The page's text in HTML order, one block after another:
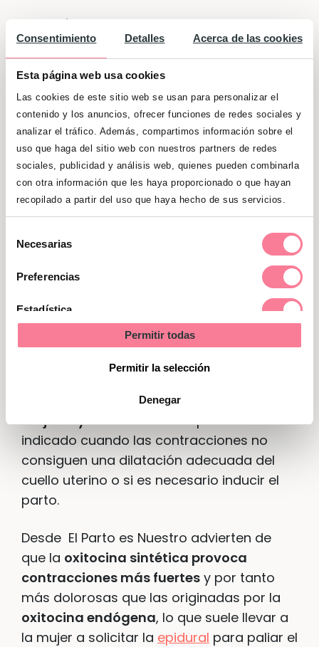
Consentimiento Detalles Acerca de las cookies
Esta página web usa cookies
Las cookies de este sitio web se usan para personalizar el
contenido y los anuncios, ofrecer funciones de redes sociales y
analizar el tráfico. Además, compartimos información sobre el
uso que haga del sitio web con nuestros partners de redes
sociales, publicidad y análisis web, quienes pueden combinarla
con otra información que les haya proporcionado o que hayan
recopilado a partir del uso que haya hecho de sus servicios.
Necesarias
Preferencias
Estadística
Permitir todas
Permitir la selección
Denegar
También se libera en altas dosis en la
lactancia, como respuesta a la
estimulación del pezón que realiza el
bebé al succionar, provocando la
secreción de leche.
¿Y que és la oxitocina sintética?
La oxitocinase sintetizó artificialmente
por primera vez en 1953y, debido al papel
esencial que juega en el parto, desde los
años 60 se aplica su versión sintética vía
muchos paritorios para inducir el parto o
acelerarlo.
Sin embargo, la OMS ha advertido de que,
con los datos disponibles,
no se deduce
sintética sea beneficioso para las
mujeres y los bebés.Su empleo solo está
indicado cuando las contracciones no
consiguen una dilatación adecuada del
cuello uterino o si es necesario inducir el
parto.
Desde El Parto es Nuestro advierten de
que la oxitocina sintética provoca
contracciones más fuertes y por tanto
más dolorosas que las originadas por la
oxitocina endógena, lo que suele llevar a
la mujer a solicitar la epidural para paliar el